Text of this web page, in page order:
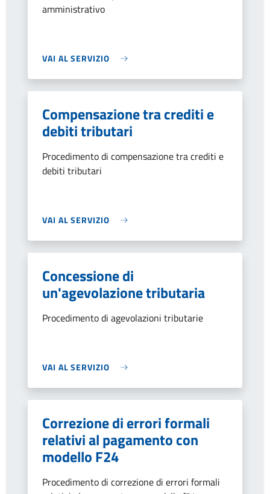
amministrativo
VAI AL SERVIZIO
Compensazione tra crediti e
debiti tributari
Procedimento di compensazione tra crediti e
debiti tributari
VAI AL SERVIZIO
Concessione di
un'agevolazione tributaria
Procedimento di agevolazioni tributarie
VAI AL SERVIZIO
Correzione di errori formali
relativi al pagamento con
modello F24
Procedimento di correzione di errori formali